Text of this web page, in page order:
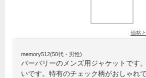
価格
memory512(50代・男性)
バーバリーのメンズ用ジャケットです
いです。特有のチェック柄がおしゃれ